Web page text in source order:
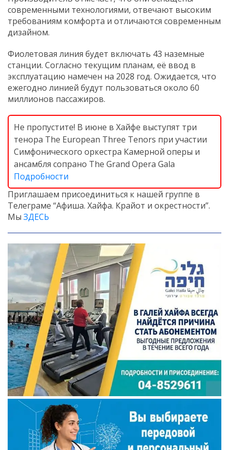
современными технологиями, отвечают высоким
требованиям комфорта и отличаются современным
дизайном.
Фиолетовая линия будет включать 43 наземные
станции. Согласно текущим планам, её ввод в
эксплуатацию намечен на 2028 год. Ожидается, что
ежегодно линией будут пользоваться около 60
миллионов пассажиров.
Не пропустите! В июне в Хайфе выступят три
тенора The European Three Tenors при участии
Симфонического оркестра Камерной оперы и
ансамбля сопрано The Grand Opera Gala
Подробности
Приглашаем присоединиться к нашей группе в
Телеграме “Афиша. Хайфа. Крайот и окрестности”.
Мы ЗДЕСЬ